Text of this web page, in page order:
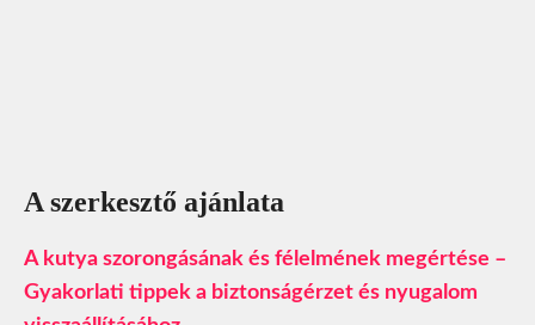
A szerkesztő ajánlata
A kutya szorongásának és félelmének megértése –
Gyakorlati tippek a biztonságérzet és nyugalom